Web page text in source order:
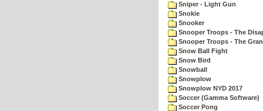
Sniper - Light Gun
Snokie
Snooker
Snooper Troops - The
Snooper Troops - The
Snow Ball Fight
Snow Bird
Snowball
Snowplow
Snowplow NYD 2017
Soccer (Gamma Software)
Soccer Pong